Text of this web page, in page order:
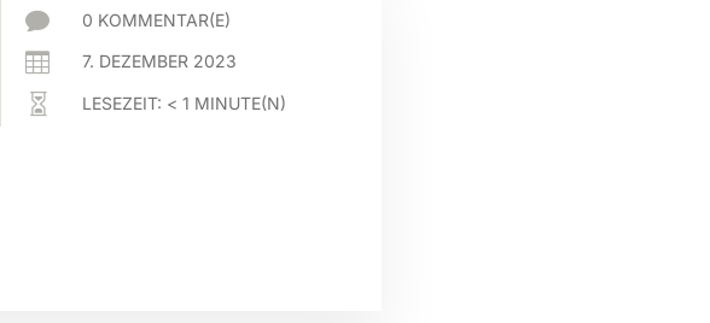
 0 KOMMENTAR(E)
 7. DEZEMBER 2023
 LESEZEIT: < 1 MINUTE(N)